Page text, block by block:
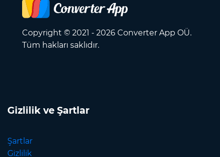
Copyright © 2021 - 2026 Converter App OÜ.
Tüm hakları saklıdır.
Gizlilik ve Şartlar
Şartlar
Gizlilik